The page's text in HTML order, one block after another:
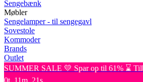
Sengebænk
Møbler
Sengelamper - til sengegavl
Sovestole
Kommoder
Brands
Outlet
SUMMER SALE 💛 Spar op til 61% ⌛
0t. 11m. 21s.